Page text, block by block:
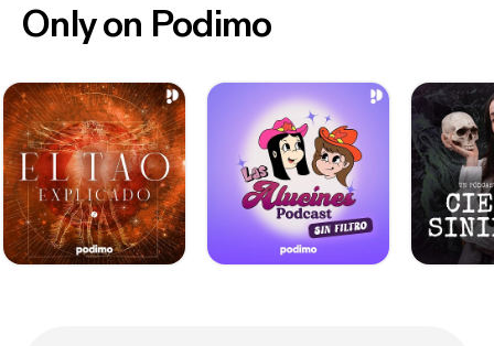
Only on Podimo